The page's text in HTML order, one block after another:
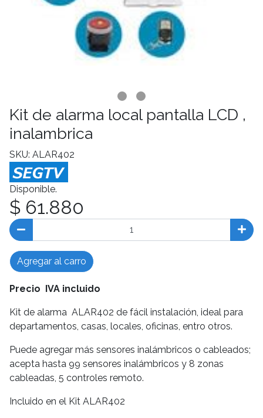
Kit de alarma local pantalla LCD ,
inalambrica
SKU: ALAR402
Disponible.
$ 61.880
Agregar al carro
Precio IVA incluido
Kit de alarma ALAR402 de fácil instalación, ideal para
departamentos, casas, locales, oficinas, entro otros.
Puede agregar más sensores inalámbricos o cableados;
acepta hasta 99 sensores inalámbricos y 8 zonas
cableadas, 5 controles remoto.
Incluido en el Kit ALAR402